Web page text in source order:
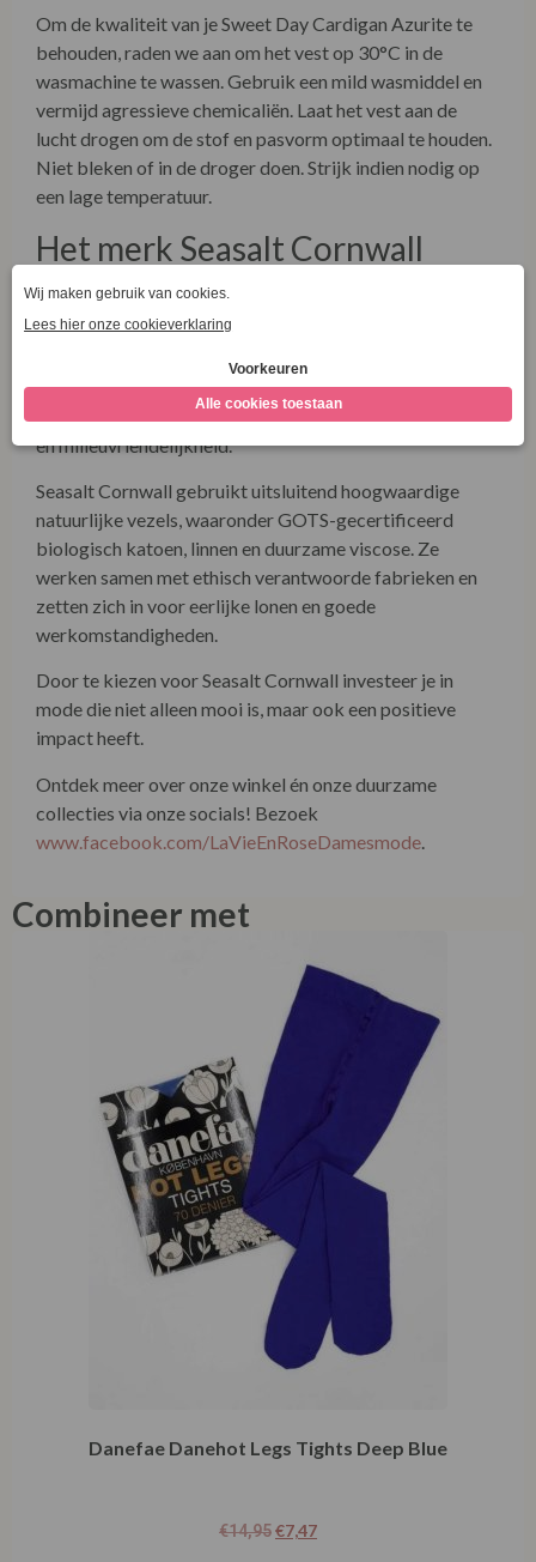
Om de kwaliteit van je Sweet Day Cardigan Azurite te
behouden, raden we aan om het vest op 30°C in de
wasmachine te wassen. Gebruik een mild wasmiddel en
vermijd agressieve chemicaliën. Laat het vest aan de
lucht drogen om de stof en pasvorm optimaal te houden.
Niet bleken of in de droger doen. Strijk indien nodig op
een lage temperatuur.
Het merk Seasalt Cornwall
Seasalt Cornwall is een Brits merk dat bekend staat om
zijn inspiratie uit de kust en de natuur. Ze combineren
tijdloze ontwerpen met een sterke focus op
duurzaamheid en ethische productie. Elk kledingstuk
wordt ontworpen met het oog op comfort, veelzijdigheid
en milieuvriendelijkheid.
Seasalt Cornwall gebruikt uitsluitend hoogwaardige
natuurlijke vezels, waaronder GOTS-gecertificeerd
biologisch katoen, linnen en duurzame viscose. Ze
werken samen met ethisch verantwoorde fabrieken en
zetten zich in voor eerlijke lonen en goede
werkomstandigheden.
Door te kiezen voor Seasalt Cornwall investeer je in
mode die niet alleen mooi is, maar ook een positieve
impact heeft.
Ontdek meer over onze winkel én onze duurzame
collecties via onze socials! Bezoek
www.facebook.com/LaVieEnRoseDamesmode
Combineer met
Danefae Danehot Legs Tights Deep Blue
€14,95€7,47